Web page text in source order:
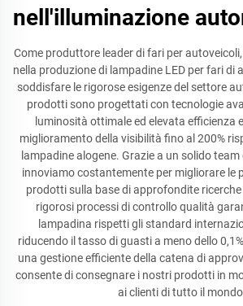
nell'illuminazione
Come produttore leader di fari per
nella produzione di lampadine LED per fari di
soddisfare le rigorose esigenze del settore
prodotti sono progettati con tecnologie
luminosità ottimale ed elevata efficienza
miglioramento della visibilità fino al 200%
lampadine alogene. Grazie a un solido
innoviamo costantemente per migliorare le
prodotti sulla base di approfondite
rigorosi processi di controllo qualità
lampadina rispetti gli standard
riducendo il tasso di guasti a meno dello
una gestione efficiente della catena di
consente di consegnare i nostri prodotti in
ai clienti di tutto il